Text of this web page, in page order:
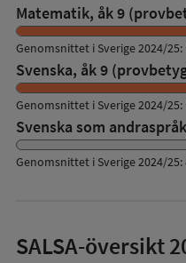
Matematik, åk 9
Genomsnittet i Sverige 2024/25:
Svenska, åk 9
Genomsnittet i Sverige 2024/25:
Svenska som
Genomsnittet i Sverige 2024/25:
SALSA-översikt